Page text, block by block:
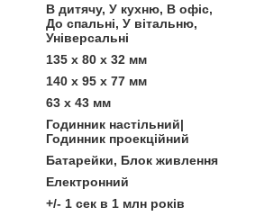
В дитячу, У кухню, В офіс,
До спальні, У вітальню,
Універсальні
135 х 80 х 32 мм
140 х 95 х 77 мм
63 x 43 мм
Годинник настільний|
Годинник проекційний
Батарейки, Блок живлення
Електронний
+/- 1 сек в 1 млн років